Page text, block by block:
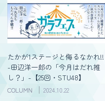
たかが1ステージと侮るなかれ!!
-田辺洋一郎の「今月はだれ推
し？」-【25回・STU48】
COLUMN 2024.10.22